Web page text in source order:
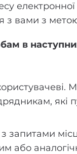
з вами з
в
які
запитами
або